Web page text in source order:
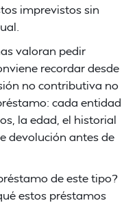
imprevistos sin
valoran pedir
recordar desde
no contributiva no
cada entidad
la edad, el historial
devolución antes de
de este tipo?
estos préstamos